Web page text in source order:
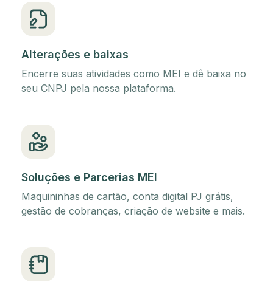
Alterações e baixas
Encerre suas atividades como MEI e dê baixa no
seu CNPJ pela nossa plataforma.
Soluções e Parcerias MEI
Maquininhas de cartão, conta digital PJ grátis,
gestão de cobranças, criação de website e mais.